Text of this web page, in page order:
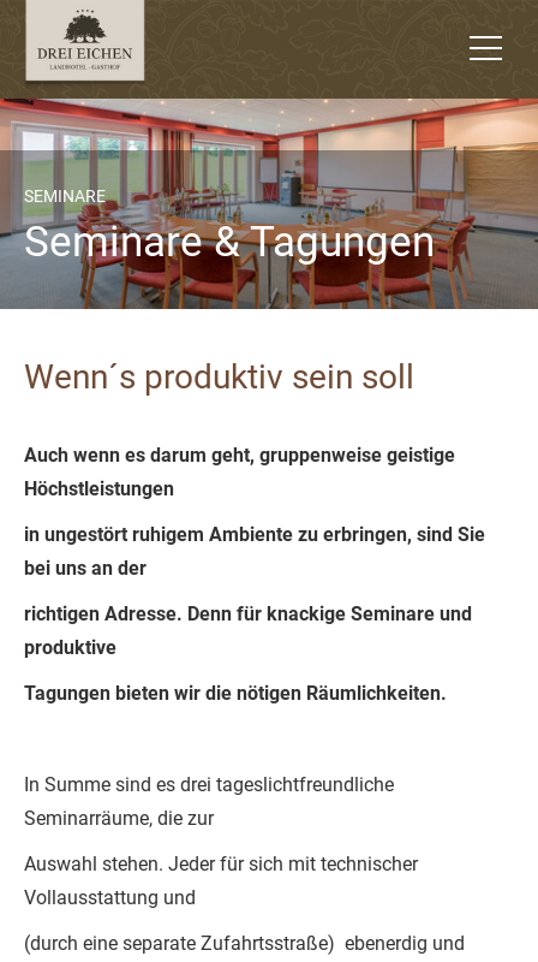
EMAIL SENDEN
JETZT ZIMMER ANFRAGEN
+43 6225 85 21
DEUTSCH|ENGLISH
SEMINARE
Seminare & Tagungen
Wenn´s produktiv sein soll
Auch wenn es darum geht, gruppenweise geistige
Höchstleistungen
in ungestört ruhigem Ambiente zu erbringen, sind Sie
bei uns an der
richtigen Adresse. Denn für knackige Seminare und
produktive
Tagungen bieten wir die nötigen Räumlichkeiten.
In Summe sind es drei tageslichtfreundliche
Seminarräume, die zur
Auswahl stehen. Jeder für sich mit technischer
Vollausstattung und
(durch eine separate Zufahrtsstraße) ebenerdig und